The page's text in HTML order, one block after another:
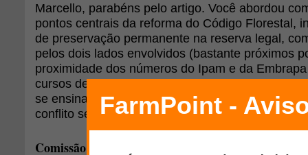
Marcello, parabéns pelo artigo. Você abordou
pontos centrais da reforma do Código Florestal,
de preservação permanente na reserva legal,
pelos dois lados envolvidos (bastante próximos
proximidade dos números do Ipam e da
cursos de negociação (ou resolução de
se ensina que é preciso haver uma "zona de
conflito se resolver. Os números parecem indicar
Comissão do Senado aprova Código Florestal e